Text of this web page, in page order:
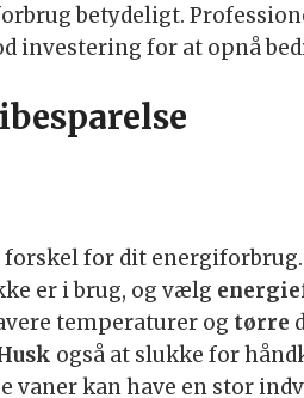
betydeligt.
investering for at opnå
for dit
er i brug, og vælg
temperaturer og tørre
også at slukke for
vaner kan have en stor